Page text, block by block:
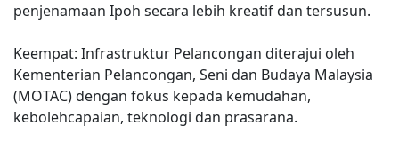
penjenamaan Ipoh secara lebih kreatif dan tersusun.
Keempat: Infrastruktur Pelancongan diterajui oleh
Kementerian Pelancongan, Seni dan Budaya Malaysia
(MOTAC) dengan fokus kepada kemudahan,
kebolehcapaian, teknologi dan prasarana.